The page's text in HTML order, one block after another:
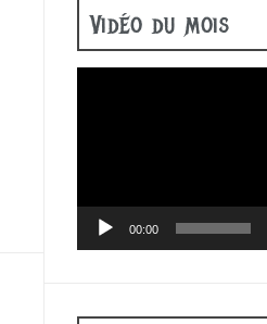
Vidéo du mois
00:00